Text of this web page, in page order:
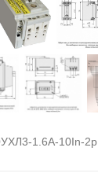
1.6А-10In-2р